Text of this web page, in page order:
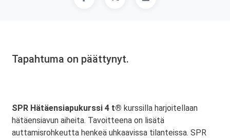
Tapahtuma on päättynyt.
SPR Hätäensiapukurssi 4 t® kurssilla harjoitellaan
hätäensiavun aiheita. Tavoitteena on lisätä
auttamisrohkeutta henkeä uhkaavissa tilanteissa. SPR